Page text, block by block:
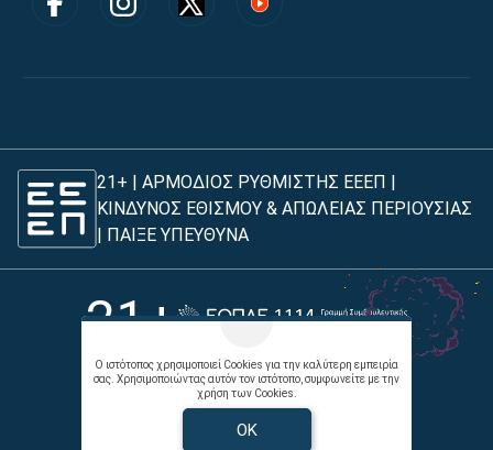
Ο ιστότοπος χρησιμοποιεί Cookies για την καλύτερη εμπειρία
σας. Χρησιμοποιώντας αυτόν τον ιστότοπο, συμφωνείτε με την
χρήση των Cookies.
OK
21+ | ΑΡΜΟΔΙΟΣ ΡΥΘΜΙΣΤΗΣ ΕΕΕΠ |
ΚΙΝΔΥΝΟΣ ΕΘΙΣΜΟΥ & ΑΠΩΛΕΙΑΣ ΠΕΡΙΟΥΣΙΑΣ
| ΠΑΙΞΕ ΥΠΕΥΘΥΝΑ
21+
Όροι χρήσης | Πολιτική απορρήτου |
Επικοινωνήστε με τον Άρχοντα